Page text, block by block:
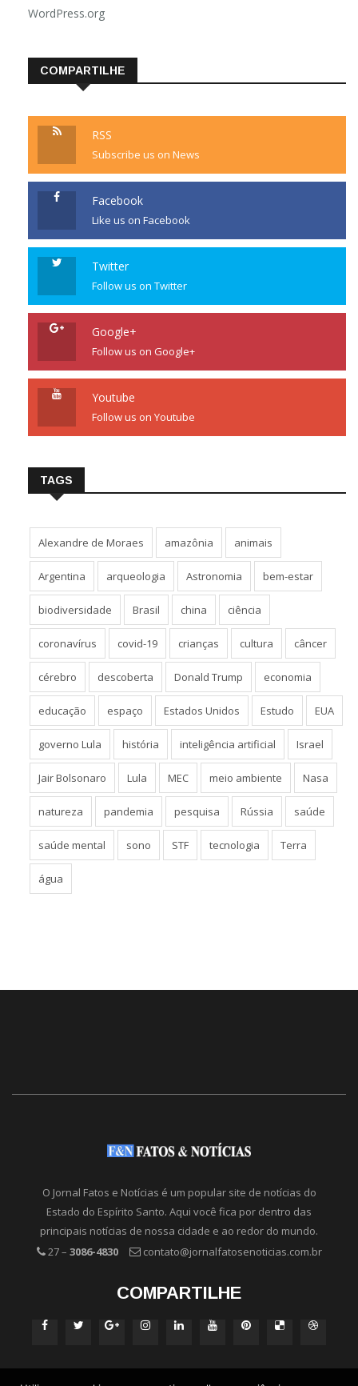
WordPress.org
COMPARTILHE
RSS
Subscribe us on News
Facebook
Like us on Facebook
Twitter
Follow us on Twitter
Google+
Follow us on Google+
Youtube
Follow us on Youtube
TAGS
Alexandre de Moraes amazônia animais
Argentina arqueologia Astronomia bem-estar
biodiversidade Brasil china ciência
coronavírus covid-19 crianças cultura câncer
cérebro descoberta Donald Trump economia
educação espaço Estados Unidos Estudo EUA
governo Lula história inteligência artificial Israel
Jair Bolsonaro Lula MEC meio ambiente Nasa
natureza pandemia pesquisa Rússia saúde
saúde mental sono STF tecnologia Terra
água
O Jornal Fatos e Notícias é um popular site de notícias do
Estado do Espírito Santo. Aqui você fica por dentro das
principais notícias de nossa cidade e ao redor do mundo.
27 – 3086-4830 contato@jornalfatosenoticias.com.br
COMPARTILHE